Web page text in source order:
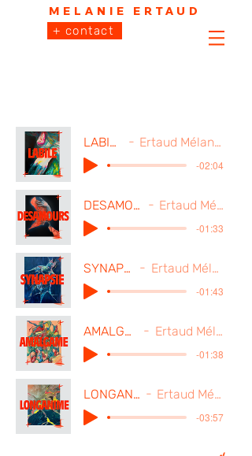
MELANIE ERTAUD
+ contact
LABILE Ertaud Mélanie
-02:04
DESAMOURS Ertaud Mélanie
-01:33
SYNAPSIE Ertaud Mélanie
-01:43
AMALGAME Ertaud Mélanie
-01:38
LONGANIME Ertaud Mélanie
-03:57